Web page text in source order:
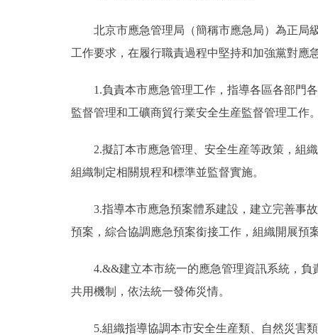
北京市應急管理局（簡稱市應急局）為正局級
工作要求，在履行職責過程中堅持和加強黨對應
1.負責本市應急管理工作，指導各區各部門各
監督管理和工礦商貿行業安全生産監督管理工作
2.擬訂本市應急管理、安全生産等政策，組織
組織制定相關規程和標準並監督實施。
3.指導本市應急預案體系建設，建立完善事故
預案，綜合協調應急預案銜接工作，組織開展預
4.&&建立本市統一的應急管理資訊系統，負
共用機制，依法統一發佈災情。
5.組織指導協調本市安全生産類、自然災害類